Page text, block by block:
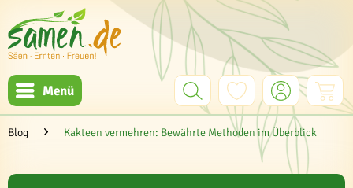
Menü
Blog Kakteen vermehren: Bewährte Methoden im Überblick